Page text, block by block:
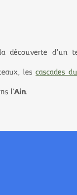
découverte d’un
lescascades
l'Ain.